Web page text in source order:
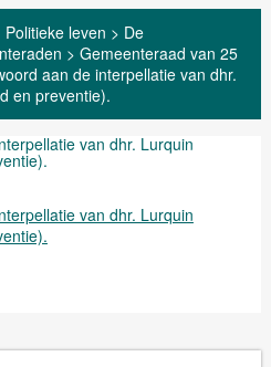
Politieke leven > De
> Gemeenteraad van 25
aan de interpellatie van dhr.
en preventie).
van dhr. Lurquin
van dhr. Lurquin